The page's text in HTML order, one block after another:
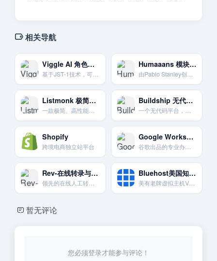
相关导航
Viggle AI 角色动态视频生成
基于JST-1技术，可自由创建和控制3D角色动作的创新平台。
Humaaans 模块化人物插画
由Pablo Stanley创作的免费模块化人物插画库。可自由组合搭配。
Listmonk 极简自托管
一款极简、高性能的自托管新闻通讯和邮件列表管理器。
Buildship 无代码创建AI后端
一个无代码平台，用于构建强大的API和由AI驱动的自动化后端。
Shopify
跨境电商独立站平台
Google Workspace-企业邮箱与协作套件
谷歌出品的专业办公套件。为独立站提供自定义域名邮箱和一系列生产力工具。
Rev-在线转录与字幕服务
领先的在线人工转录。字幕和翻译服务平台。提供灵活的远程工作机会。
Bluehost美国知名网站虚拟主机VPS
美有老牌虚拟主机VPS
暂无评论
您必须登录才能参与评论！